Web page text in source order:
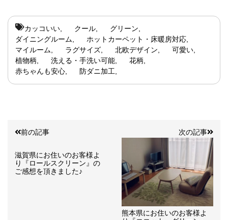
カッコいい クール
グリーン
ダイニングルーム
ホットカーペット・床暖房対応
マイルーム
ラグサイズ 北欧デザイン
可愛い
植物柄
洗える・手洗い可能
花柄
赤ちゃんも安心
防ダニ加工
前の記事
滋賀県にお住いのお客様よ
り『ロールスクリーン』の
ご感想を頂きました♪
次の記事
熊本県にお住いのお客様よ